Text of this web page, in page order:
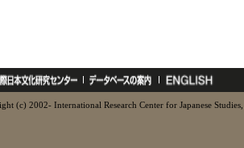
(c) 2002- International Research Center for Japanese